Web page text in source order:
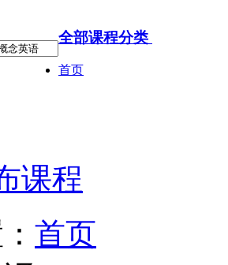
全部课程分类
首页
课程
首页